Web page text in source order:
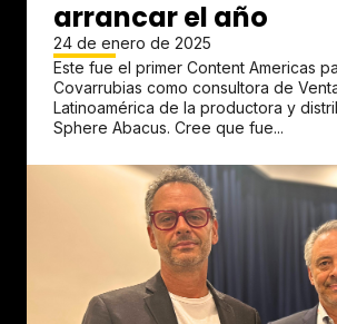
arrancar el año
24 de enero de 2025
Este fue el primer Content Americas
Covarrubias como consultora de
Latinoamérica de la productora y
Sphere Abacus. Cree que fue...